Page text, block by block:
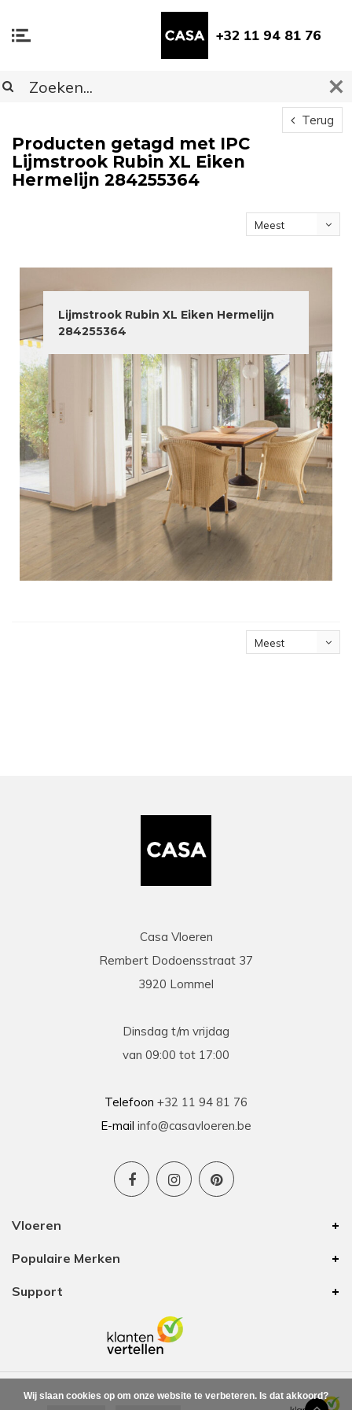
+32 11 94 81 76
Terug
Producten getagd met IPC
Lijmstrook Rubin XL Eiken
Hermelijn 284255364
Meest
Lijmstrook Rubin XL Eiken Hermelijn
284255364
Meest
Casa Vloeren
Rembert Dodoensstraat 37
3920 Lommel
Dinsdag t/m vrijdag
van 09:00 tot 17:00
Telefoon +32 11 94 81 76
E-mail info@casavloeren.be
Vloeren
Populaire Merken
Support
Wij slaan cookies op om onze website te verbeteren. Is dat akkoord?